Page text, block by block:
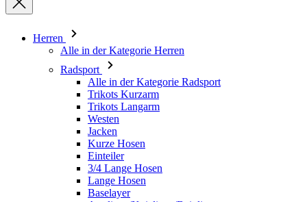
Trikots Langarm
Westen
Jacken
Kurze Hosen
Einteiler
3/4 Lange Hosen
Lange Hosen
Baselayer
Armlinge/Knielinge/Beinlinge
Caps & Mützen
Handschuhe
Socken
Andere